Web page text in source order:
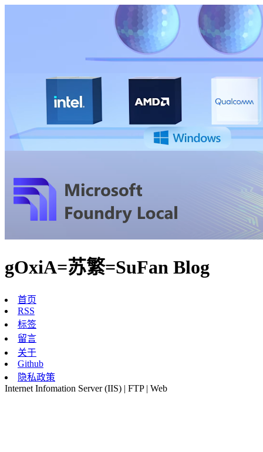
gOxiA=苏繁=SuFan Blog
首页
RSS
标签
留言
关于
Github
隐私政策
Internet Infomation Server (IIS) | FTP | Web